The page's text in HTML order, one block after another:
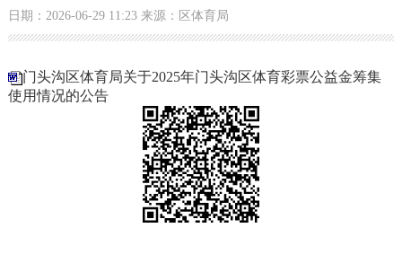
日期：2026-06-29 11:23 来源：区体育局
门头沟区体育局关于2025年门头沟区体育彩票公益金筹集
使用情况的公告